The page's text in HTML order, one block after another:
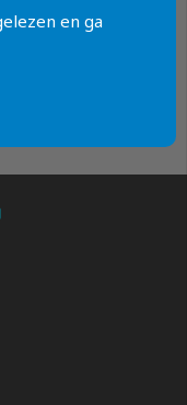
en ga